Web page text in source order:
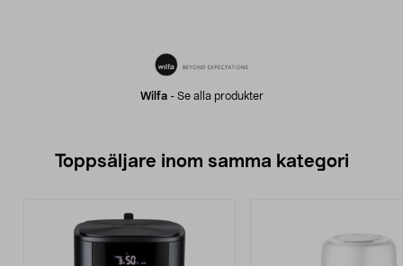
Wilfa- Se alla produkter
Toppsäljare inom samma kategori